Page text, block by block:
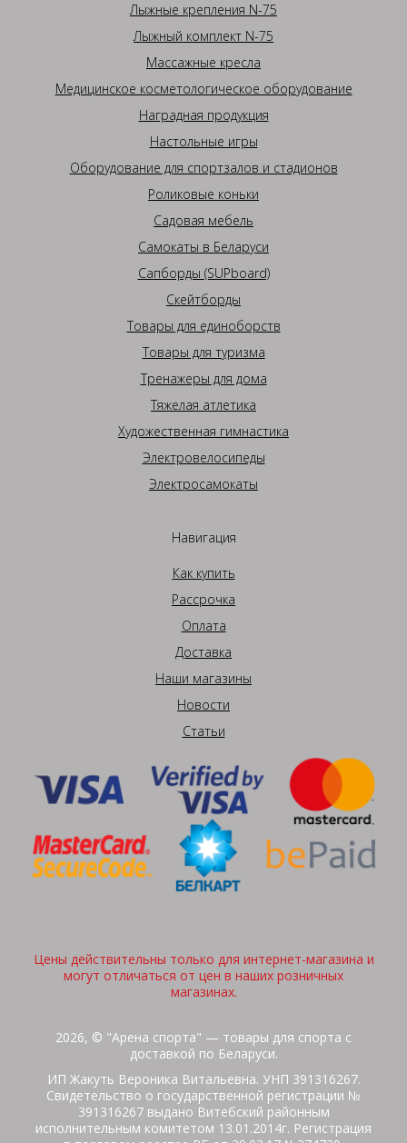
Лыжные крепления N-75
Лыжный комплект N-75
Массажные кресла
Медицинское косметологическое оборудование
Наградная продукция
Настольные игры
Оборудование для спортзалов и стадионов
Роликовые коньки
Садовая мебель
Самокаты в Беларуси
Сапборды (SUPboard)
Скейтборды
Товары для единоборств
Товары для туризма
Тренажеры для дома
Тяжелая атлетика
Художественная гимнастика
Электровелосипеды
Электросамокаты
Навигация
Как купить
Рассрочка
Оплата
Доставка
Наши магазины
Новости
Статьи
Цены действительны только для интернет-магазина и
могут отличаться от цен в наших розничных
магазинах.
2026, © "Арена спорта" — товары для спорта с
доставкой по Беларуси.
ИП Жакуть Вероника Витальевна. УНП 391316267.
Свидетельство о государственной регистрации №
391316267 выдано Витебский районным
исполнительным комитетом 13.01.2014г. Регистрация